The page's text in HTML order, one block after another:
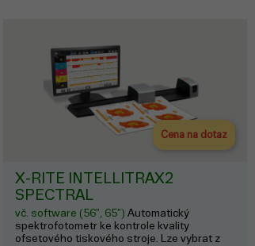
Cena na dotaz
X-RITE INTELLITRAX2
SPECTRAL
vč. software (56", 65") Automatický
spektrofotometr ke kontrole kvality
ofsetového tiskového stroje. Lze vybrat z